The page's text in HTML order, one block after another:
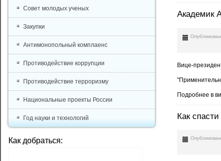
Академик
Вице-
Подробнее в
Как
Совет молодых ученых
Закупки
Антимонопольный комплаенс
Противодействие коррупции
Противодействие терроризму
Национальные проекты России
Год науки и технологий
Как добраться: